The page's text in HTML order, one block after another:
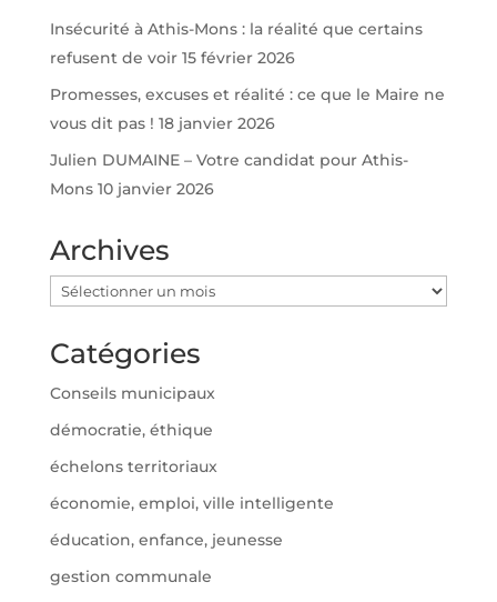
Insécurité à Athis-Mons : la réalité que certains
refusent de voir 15 février 2026
Promesses, excuses et réalité : ce que le Maire ne
vous dit pas ! 18 janvier 2026
Julien DUMAINE – Votre candidat pour Athis-
Mons 10 janvier 2026
Archives
Archives
Catégories
Conseils municipaux
démocratie, éthique
échelons territoriaux
économie, emploi, ville intelligente
éducation, enfance, jeunesse
gestion communale